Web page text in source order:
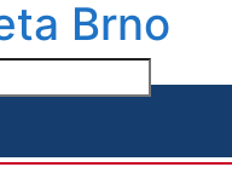
Brno